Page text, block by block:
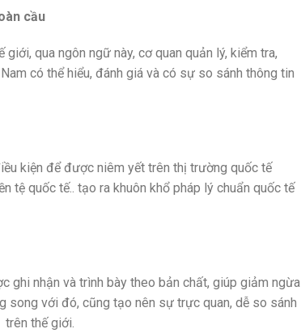
cầu
qua ngôn ngữ này, cơ quan quản lý, kiểm tra,
có thể hiểu, đánh giá và có sự so sánh thông tin
kiện để được niêm yết trên thị trường quốc tế
tệ quốc tế.. tạo ra khuôn khổ pháp lý chuẩn quốc tế
ghi nhận và trình bày theo bản chất, giúp giảm ngừa
song với đó, cũng tạo nên sự trực quan, dễ so sánh
thế giới.